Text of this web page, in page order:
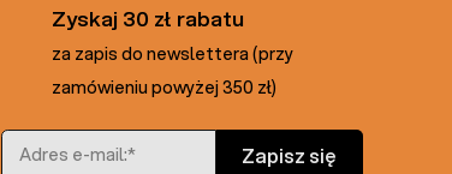
Zyskaj 30 zł rabatu
za zapis do newslettera (przy
zamówieniu powyżej 350 zł)
Adres e-mail
Zapisz się